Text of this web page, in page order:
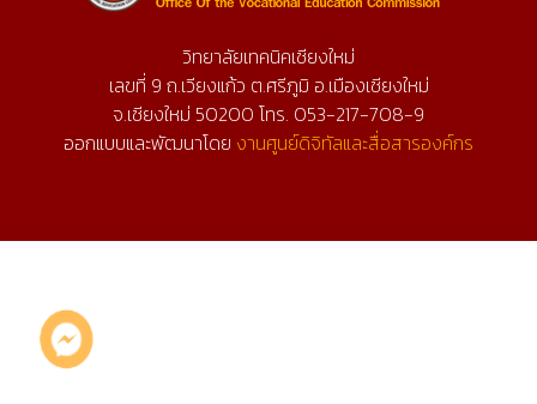
วิทยาลัยเทคนิคเชียงใหม่
เลขที่ 9 ถ.เวียงแก้ว ต.ศรีภูมิ อ.เมืองเชียงใหม่
จ.เชียงใหม่ 50200 โทร. 053-217-708-9
ออกแบบและพัฒนาโดย งานศูนย์ดิจิทัลและสื่อสารองค์กร